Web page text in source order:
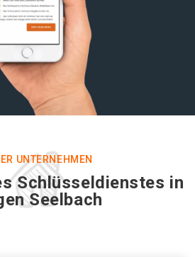
UNTERNEHMEN
Schlüsseldienstes in
Seelbach